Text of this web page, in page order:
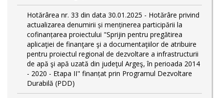
Hotărârea nr. 33 din data 30.01.2025 - Hotărâre privind
actualizarea denumirii și menținerea participării la
cofinanțarea proiectului "Sprijin pentru pregătirea
aplicaţiei de finanţare şi a documentaţiilor de atribuire
pentru proiectul regional de dezvoltare a infrastructurii
de apă şi apă uzată din judeţul Argeş, în perioada 2014
- 2020 - Etapa II" finanțat prin Programul Dezvoltare
Durabilă (PDD)